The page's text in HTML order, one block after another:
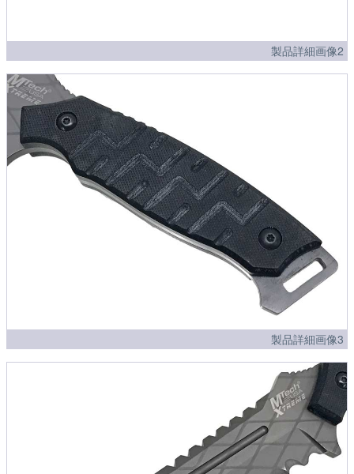
製品詳細画像2
製品詳細画像3